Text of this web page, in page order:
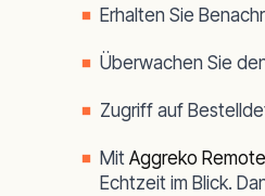
Erhalten Sie
Überwachen Sie
Zugriff auf
Mit Aggreko
Echtzeit im Blick.